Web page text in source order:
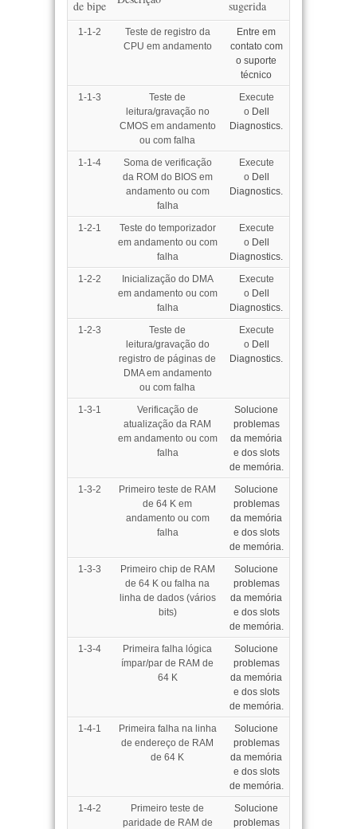
de bipe sugerida
1-1-2
Teste de registro da
CPU em andamento
Entre em
contato com
o suporte
técnico
1-1-3
Teste de
leitura/gravação no
CMOS em andamento
ou com falha
Execute
o Dell
Diagnostics.
1-1-4
Soma de verificação
da ROM do BIOS em
andamento ou com
falha
Execute
o Dell
Diagnostics.
1-2-1
Teste do temporizador
em andamento ou com
falha
Execute
o Dell
Diagnostics.
1-2-2
Inicialização do DMA
em andamento ou com
falha
Execute
o Dell
Diagnostics.
1-2-3
Teste de
leitura/gravação do
registro de páginas de
DMA em andamento
ou com falha
Execute
o Dell
Diagnostics.
1-3-1
Verificação de
atualização da RAM
em andamento ou com
falha
Solucione
problemas
da memória
e dos slots
de memória.
1-3-2
Primeiro teste de RAM
de 64 K em
andamento ou com
falha
Solucione
problemas
da memória
e dos slots
de memória.
1-3-3
Primeiro chip de RAM
de 64 K ou falha na
linha de dados (vários
bits)
Solucione
problemas
da memória
e dos slots
de memória.
1-3-4
Primeira falha lógica
ímpar/par de RAM de
64 K
Solucione
problemas
da memória
e dos slots
de memória.
1-4-1
Primeira falha na linha
de endereço de RAM
de 64 K
Solucione
problemas
da memória
e dos slots
de memória.
1-4-2
Primeiro teste de
paridade de RAM de
Solucione
problemas